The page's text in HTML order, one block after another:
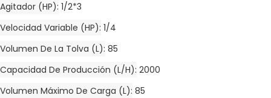
Agitador (HP) 1/2*3
Velocidad Variable (HP) 1/4
Volumen De La Tolva (L) 85
Capacidad De Producción (L/h) 2000
Volumen Máximo De Carga (L) 85